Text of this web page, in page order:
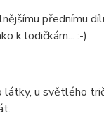
přednímu
k lodičkám... :-)
u světlého